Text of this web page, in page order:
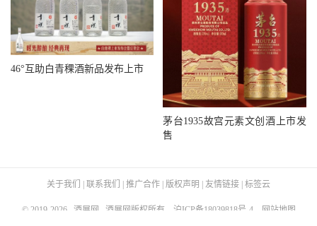
46°互助白青稞酒新品发布上市
茅台1935故宫元素文创酒上市发
售
关于我们 | 联系我们 | 推广合作 | 版权声明 | 友情链接 | 标签云
© 2019-2026 酒展网 酒展网版权所有， 沪ICP备18039818号-4
网站地图